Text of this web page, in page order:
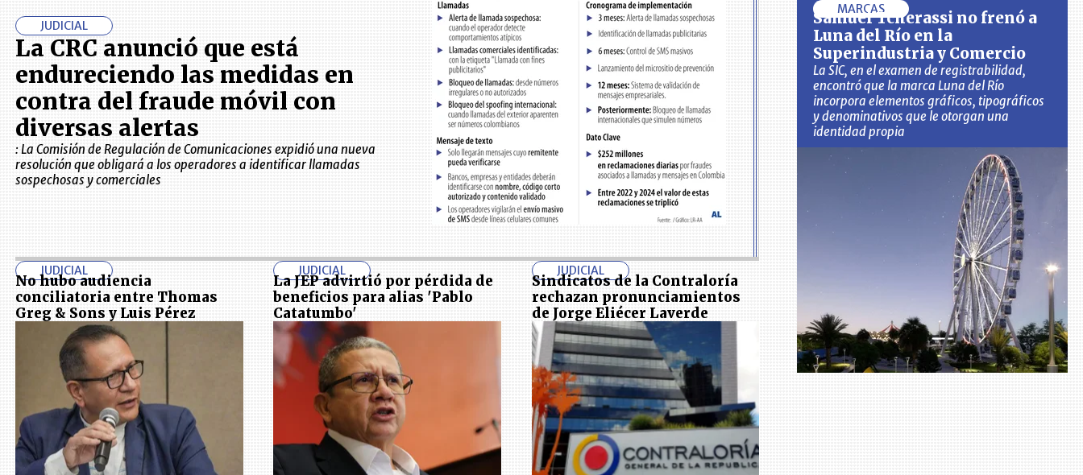
JUDICIAL
La CRC anunció que está
endureciendo las medidas en
contra del fraude móvil con
diversas alertas
: La Comisión de Regulación de Comunicaciones expidió una nueva
resolución que obligará a los operadores a identificar llamadas
sospechosas y comerciales
JUDICIAL
No hubo audiencia
conciliatoria entre Thomas
Greg & Sons y Luis Pérez
JUDICIAL
La JEP advirtió por pérdida de
beneficios para alias 'Pablo
Catatumbo'
JUDICIAL
Sindicatos de la Contraloría
rechazan pronunciamientos
de Jorge Eliécer Laverde
MARCAS
Samuel Tcherassi no frenó a
Luna del Río en la
Superindustria y Comercio
La SIC, en el examen de registrabilidad,
encontró que la marca Luna del Río
incorpora elementos gráficos, tipográficos
y denominativos que le otorgan una
identidad propia